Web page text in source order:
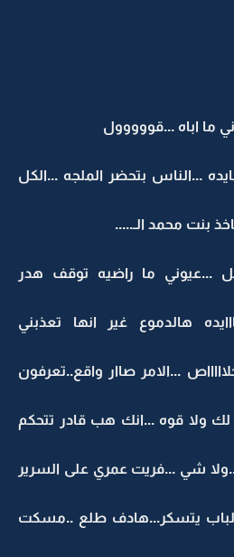
اباه ...قووووول
...الناس بتحضر الملجه ...الكل
بنت محمد الـ.....
...عيوني ما راضيه توقف هدر
هالدموع غير انها تعذبني
...الامر صاار واقع..تعرفون
ولا قوه ...انك هب قادر تتحكم
شي ...فريت عمري على السرير
يتسكر...هادف طلع ..مسكت